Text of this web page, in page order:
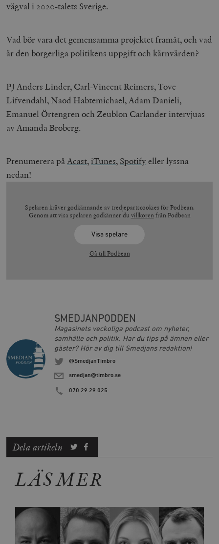
vägval i 2020-talets Sverige.
Vad bör vara det gemensamma projektet framåt, och vad
är den borgerliga politikens uppgift och kärnvärden?
PJ Anders Linder, Carl-Vincent Reimers, Tove
Lifvendahl, Naod Habtemichael, Adam Danieli,
Emanuel Örtengren och Zeublon Carlander intervjuas
av Amanda Broberg.
Prenumerera påAcast,iTunes, Spotifyeller lyssna
nedan!
Spelaren kräver godkännande av tredjepartscookies för Podbean.
Genom att visa spelaren godkänner du villkoren från Podbean
Visa spelare
Gå till Podbean
SMEDJANPODDEN
Magasinets veckoliga podcast om nyheter,
samhälle och politik. Har du tips på ämnen eller
gäster? Hör av dig till Smedjans redaktion!
@SmedjanTimbro
smedjan@timbro.se
070 29 29 025
Dela artikeln
LÄS MER